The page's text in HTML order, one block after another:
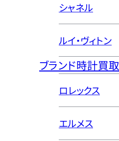
シャネル
ルイ・ヴィトン
ブランド時計買取
ロレックス
エルメス